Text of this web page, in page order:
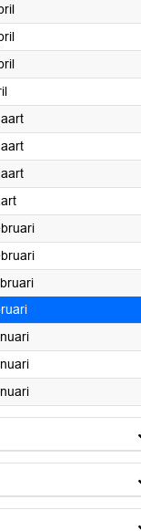
2024
2024
2024
2024
2024
2024
2024
2024
2024
2024
2024
2024
2024
2024
2024